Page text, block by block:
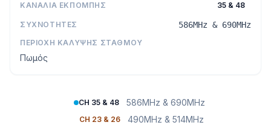
ΚΑΝΆΛΙΑ ΕΚΠΟΜΠΉΣ 35 & 48
ΣΥΧΝΌΤΗΤΕΣ 586MHz & 690MHz
ΠΕΡΙΟΧΉ ΚΆΛΥΨΗΣ ΣΤΑΘΜΟΎ
Πωμός
CH 35 & 48 586MHz & 690MHz
CH 23 & 26 490MHz & 514MHz